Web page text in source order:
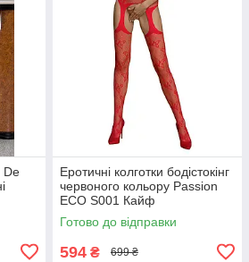
De
Еротичні колготки бодістокінг
червоного кольору Passion
ECO S001 Кайф
Готово до відправки
594 ₴ 699 ₴